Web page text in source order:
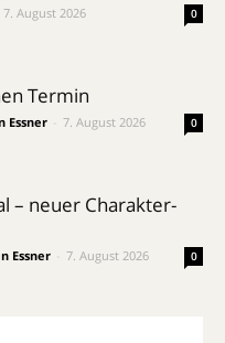
7. August 2026 0
Termin
Essner 7. August 2026 0
– neuer Charakter-
Essner 7. August 2026 0